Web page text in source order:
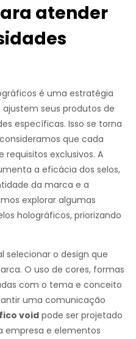
atender
é uma estratégia
seus produtos de
específicas. Isso se torna
que cada
exclusivos. A
a eficácia dos selos,
da marca e a
explorar algumas
holográficos, priorizando
selecionar o design que
O uso de cores, formas
com o tema e conceito
uma comunicação
voidpode ser projetado
empresa e elementos